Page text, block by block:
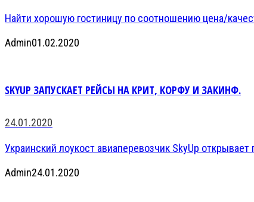
Найти хорошую гостиницу по соотношению цена/
Admin01.02.2020
SKYUP ЗАПУСКАЕТ РЕЙСЫ НА КРИТ, КОРФУ И ЗАКИНФ.
24.01.2020
Украинский лоукост авиаперевозчик SkyUp
Admin24.01.2020